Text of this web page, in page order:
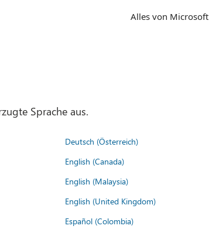
Alles von Microsoft
Sprache aus.
Deutsch (Österreich)
English (Canada)
English (Malaysia)
English (United Kingdom)
Español (Colombia)